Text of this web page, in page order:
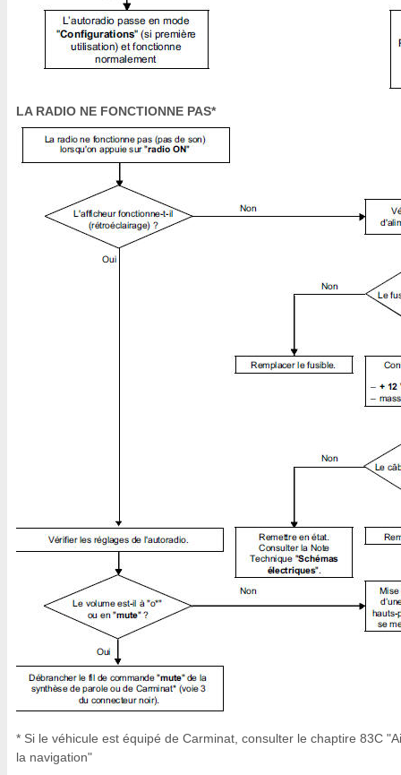
LA RADIO NE FONCTIONNE PAS*
* Si le véhicule est équipé de Carminat, consulter le chaptire 83C
la navigation"